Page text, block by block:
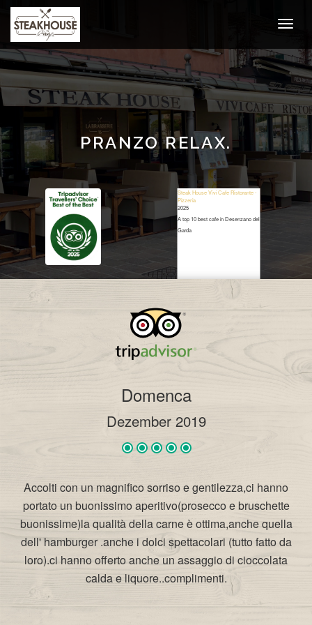
PRANZO RELAX.
Steak House Vivi Cafe Ristorante -
Pizzeria
2025
A top 10 best cafe in Desenzano del
Garda
Restaurant Guru
Domenca
Dezember 2019
Accolti con un magnifico sorriso e gentilezza,ci hanno
portato un buonissimo aperitivo(prosecco e bruschette
buonissime)la qualità della carne è ottima,anche quella
dell' hamburger .anche i dolci spettacolari (tutto fatto da
loro).ci hanno offerto anche un assaggio di cioccolata
calda e liquore..complimenti.